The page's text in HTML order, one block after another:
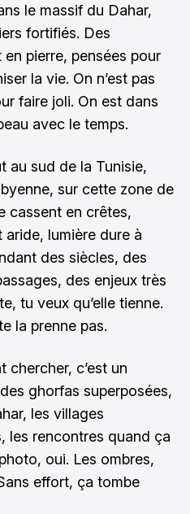
le massif du Dahar,
fortifiés. Des
pierre, pensées pour
la vie. On n’est pas
faire joli. On est dans
avec le temps.
au sud de la Tunisie,
sur cette zone de
cassent en crêtes,
aride, lumière dure à
des siècles, des
des enjeux très
tu veux qu’elle tienne.
la prenne pas.
chercher, c’est un
ghorfas superposées,
les villages
les rencontres quand ça
oui. Les ombres,
effort, ça tombe